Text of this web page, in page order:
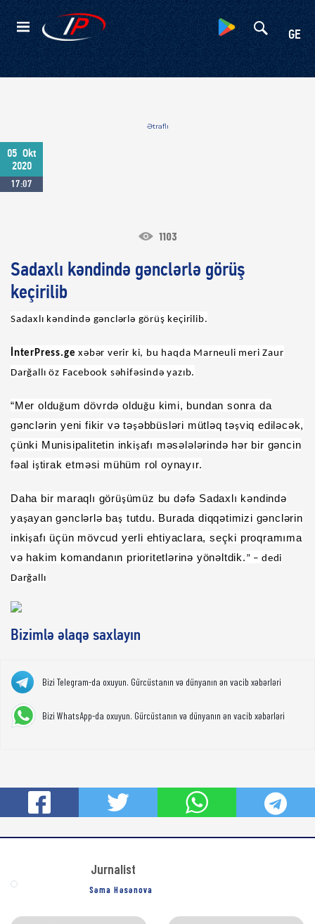
GE
Kateqoriyalar
Ətraflı
05 Okt
2020
17:07
1103
Sadaxlı kəndində gənclərlə görüş
keçirilib
Sadaxlı kəndində gənclərlə görüş keçirilib.
İnterPress.ge xəbər verir ki, bu haqda Marneuli meri Zaur
Darğallı öz Facebook səhifəsində yazıb.
“Mer olduğum dövrdə olduğu kimi, bundan sonra da
gənclərin yeni fikir və təşəbbüsləri mütləq təşviq ediləcək,
çünki Munisipalitetin inkişafı məsələlərində hər bir gəncin
fəal iştirak etməsi mühüm rol oynayır.
Daha bir maraqlı görüşümüz bu dəfə Sadaxlı kəndində
yaşayan gənclərlə baş tutdu. Burada diqqətimizi gənclərin
inkişafı üçün mövcud yerli ehtiyaclara, seçki proqramıma
və hakim komandanın prioritetlərinə yönəltdik. ” – dedi
Darğallı
Bizimlə əlaqə saxlayın
Bizi Telegram-da oxuyun. Gürcüstanın və dünyanın ən vacib xəbərləri
Bizi WhatsApp-da oxuyun. Gürcüstanın və dünyanın ən vacib xəbərləri
Jurnalist
Səma Həsənova